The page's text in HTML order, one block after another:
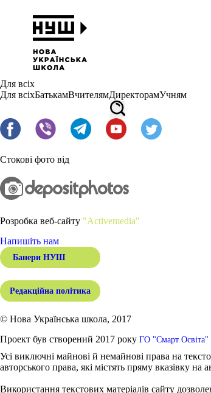
Для всіх
Для всіхБатькамВчителямДиректорамУчням
Стокові фото від
Розробка веб-сайту "Activemedia"
Напишіть нам
Банери НУШ
Редакційна політика
© Нова Українська школа, 2017
Проект був створений 2017 року ГО "Смарт Освіта"
Усі виключні майнові й немайнові права на
авторського права, які містять пряму вказівку на
Використання текстових матеріалів сайту